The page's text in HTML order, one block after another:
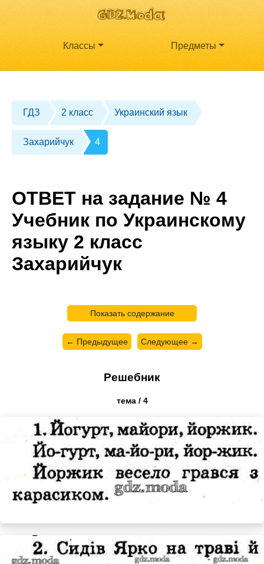
Классы Предметы
ГДЗ 2 класс Украинский язык
Захарийчук 4
ОТВЕТ на задание № 4
Учебник по Украинскому
языку 2 класс
Захарийчук
Показать содержание
← Предыдущее Следующее →
Решебник
тема / 4